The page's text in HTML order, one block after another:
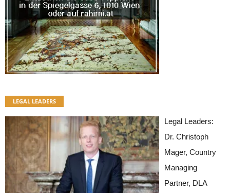
LEGAL LEADERS
Legal Leaders:
Dr. Christoph
Mager, Country
Managing
Partner, DLA